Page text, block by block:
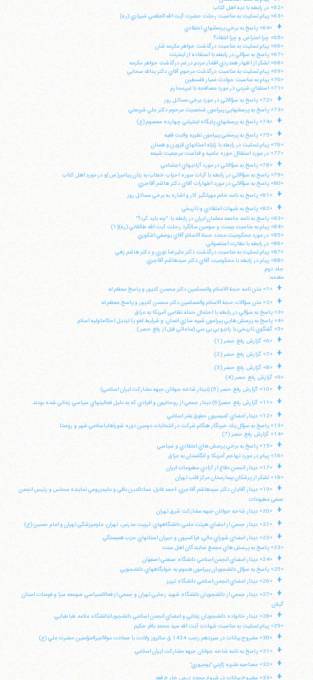
«62» در رابطه با ديه اهل كتاب
«63» پيام تسليت به مناسبت رحلت حضرت آيت الله العظمي شيرازي (ره)
+
«64» پاسخ به برخي پرسشهاي اعتقادي
«65» چرا اعتراض و چرا انتقاد؟
«66» پيام تسليت به مناسبت درگذشت خواهر مكرمه شان
«67» پاسخ به سؤالي در رابطه با استفاده از اينترنت
«68» تشكر از اظهار همدردي اقشار مردم در غم درگذشت خواهر مكرمه
«69» پيام تسليت به مناسبت درگذشت مرحوم آقاي دكتر يدالله سحابي
«70» پيام به مناسبت حوادث غمبار فلسطين
«71» استفتاي شرعي در مورد مصافحه با غيرمحارم
+
«72» پاسخ به سؤالاتي در مورد برخي مسائل روز
«73» پاسخ به پرسشهايي پيرامون شخصيت مرحوم دكتر علي شريعتي
+ «74» پاسخ به پرسشهاي پايگاه اينترنتي چهارده معصوم (ع)
+
«75» پاسخ به پرسشي پيرامون نظريه ولايت فقيه
«76» پيام تسليت در رابطه با زلزله استانهاي قزوين و همدان
«77» در مورد استقلال حوزه علميه و قداست مرجعيت شيعه
+
«78» پاسخ به سؤالاتي در مورد آزاديهاي اجتماعي
«79» پاسخ به سؤالاتي در رابطه با آيات سوره احزاب خطاب به زنان پيامبر(ص)و در مورد اهل كتاب
«80» پاسخ به سؤالاتي در مورد اظهارات آقاي دكتر هاشم آقاجري
+ «81» پاسخ به نامه خانم مهرانگيز كار و اشاره به برخي مسائل روز
+
«82» پاسخ به شبهات اعتقادي و تاريخي
«83» پاسخ به نامه جامعه معلمان ايران در رابطه با: "چه بايد كرد؟"
«84» پيام به مناسبت بيست و سومين سالگرد رحلت آيت الله طالقاني (ره)(1)
«85» در مورد محكوميت مجدد حجة الاسلام آقاي يوسفي اشكوري
«86» در رابطه با نظارت استصوابي
«87» پيام تسليت به مناسبت درگذشت دكتر عليرضا نوري و دكتر هاشم زهي
«88» پيام در رابطه با محكوميت آقاي دكتر سيدهاشم آقاجري
جلد دوم
مقدمه:
+ «1» متن نامه حجة الاسلام والمسلمين دكتر محسن كديور و پاسخ معظم له
+
«2» متن سؤالات حجة الاسلام والمسلمين دكتر محسن كديور و پاسخ معظم له
«3» پاسخ به سؤالي در رابطه با احتمال حمله نظامي آمريكا به عراق
«4» پاسخ به پرسش هايي پيرامون شبيه سازي انسان، و شرايط لغو يا تبديل احكاماوليه اسلام
«5» گفتگوي تاريخي با راديو بي بي سي (ساعاتي قبل از رفع حصر)
+ «6» گزارش رفع حصر (1)
+ «7» گزارش رفع حصر (2)
+
«8» گزارش رفع حصر (3)
«9» گزارش رفع حصر (4)
+ «10» گزارش رفع حصر (5) (ديدار شاخه جوانان جبهه مشاركت ايران اسلامي)
+ «11» گزارش رفع حصر(6) ديدار جمعي از روحانيون و افرادي كه به دليل فعاليتهاي سياسي زنداني شده بودند.
+
«12» ديدار اعضاي كميسيون حقوق بشر اسلامي
«13» پاسخ به سؤال يك خبرنگار هنگام شركت در انتخابات دومين دوره شوراهاياسلامي شهر و روستا
«14» گزارش رفع حصر (7)
+
«15» پاسخ به برخي پرسش هاي اعتقادي و سياسي
«16» پيام در مورد تهاجم آمريكا و انگلستان به عراق
+
«17» ديدار انجمن دفاع از آزادي مطبوعات ايران
«18» تشكر از پزشكان بيمارستان مركز قلب تهران
+
«19» ديدار آقايان دكتر سيدهاشم آقاجري، احمد قابل، عمادالدين باقي و عليمزروعي نماينده مجلس و رئيس انجمن
صنفي مطبوعات
+ «20» ديدار شاخه جوانان جبهه مشاركت شرق تهران
+ «21» ديدار جمعي از اعضاي هيئت علمي دانشگاههاي: تربيت مدرس، تهران، علومپزشكي تهران و امام حسين (ع)
+
«22» ديدار اعضاي شوراي عالي، فراكسيون و دبيران استانهاي حزب همبستگي
«23» پاسخ به پرسش هاي مجمع نمايندگان اهل سنت
+
«24» ديدار اعضاي انجمن اسلامي دانشگاه صنعتي اصفهان
«25» پاسخ به سؤال دانشجويان پيرامون هجوم به خوابگاههاي دانشجويي
+ «26» ديدار اعضاي انجمن اسلامي دانشگاه تبريز
+
«27» ديدار جمعي از دانشجويان دانشگاه شهيد رجايي تهران و جمعي از فعالانسياسي صومعه سرا و فومنات استان
گيلان
+
«28» ديدار خانواده دانشجويان زنداني و اعضاي انجمن اسلامي دانشجوياندانشگاه علامه طباطبايي
«29» پيام تسليت به مناسبت شهادت آيت الله سيد محمد باقر حكيم
+ «30» مشروح بيانات در سيزدهم رجب 1424 ق سالروز ولادت با سعادت مولااميرالمؤمنين حضرت علي (ع)
+ «31» پاسخ به نامه شاخه جوانان جبهه مشاركت ايران اسلامي
+ «32» مصاحبه نشريه ژاپني "يوميوري"
+ «33» مشروح بيانات در شروع مجدد درس خارج فقه